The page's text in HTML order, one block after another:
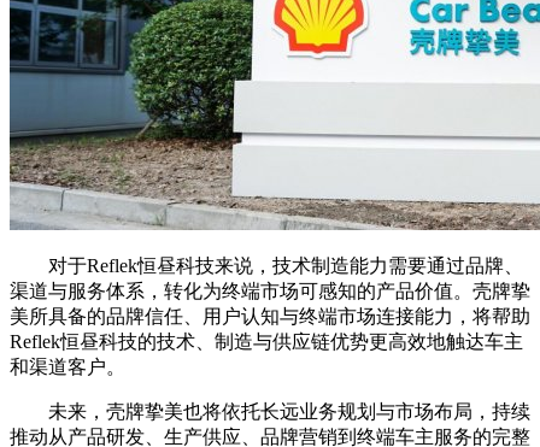
对于Reflek恒昼科技来说，技术制造能力需要通过品牌、
渠道与服务体系，转化为终端市场可感知的产品价值。壳牌挚
美所具备的品牌信任、用户认知与终端市场连接能力，将帮助
Reflek恒昼科技的技术、制造与供应链优势更高效地触达车主
和渠道客户。
未来，壳牌挚美也将依托长远业务规划与市场布局，持续
推动从产品研发、生产供应、品牌营销到终端车主服务的完整